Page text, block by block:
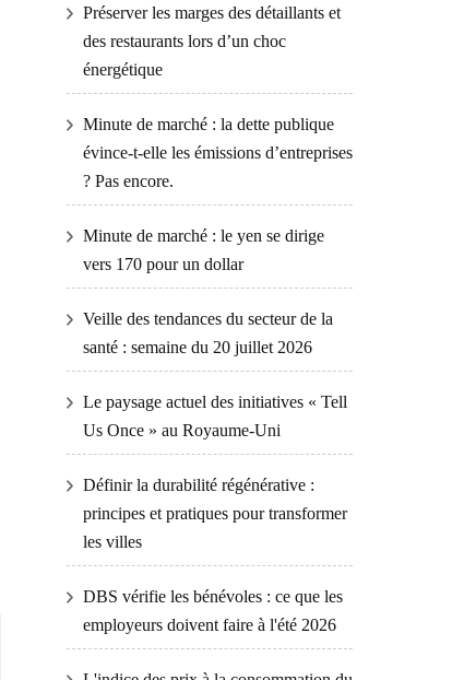
Préserver les marges des détaillants et
des restaurants lors d’un choc
énergétique
Minute de marché : la dette publique
évince-t-elle les émissions d’entreprises
? Pas encore.
Minute de marché : le yen se dirige
vers 170 pour un dollar
Veille des tendances du secteur de la
santé : semaine du 20 juillet 2026
Le paysage actuel des initiatives « Tell
Us Once » au Royaume-Uni
Définir la durabilité régénérative :
principes et pratiques pour transformer
les villes
DBS vérifie les bénévoles : ce que les
employeurs doivent faire à l'été 2026